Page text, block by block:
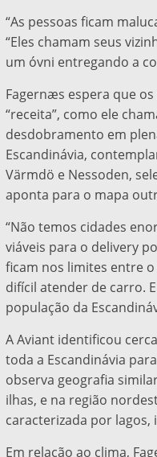
“As pessoas ficam
“Eles chamam seus
um óvni entregando a
Fagernæs espera que
“receita”, como ele
desdobramento em
Escandinávia,
Värmdö e Nessoden,
aponta para o mapa
“Não temos cidades
viáveis para o delivery
ficam nos limites entre
difícil atender de carro.
população da
A Aviant identificou
toda a Escandinávia
observa geografia
ilhas, e na região
caracterizada por lagos,
Em relação ao clima,